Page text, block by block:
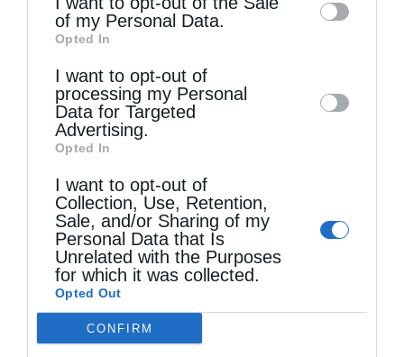
third parties on theIAB’s List of
Downstream Participants
disclose it to other third parties.
of my Personal Data.
Opted In
I want to opt-out of
processing my Personal
Data for Targeted
Advertising.
Opted In
I want to opt-out of
Collection, Use, Retention,
Sale, and/or Sharing of my
Personal Data that Is
Unrelated with the Purposes
for which it was collected.
Opted Out
CONFIRM
Η “Κιβωτός της Ορθοδοξίας” σε όλα τα περίπτερα